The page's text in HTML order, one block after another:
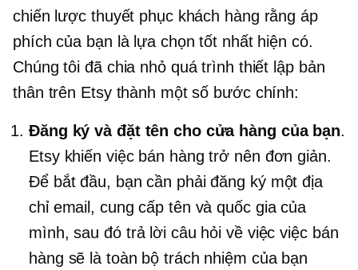
chiến lược thuyết phục khách hàng rằng áp
phích của bạn là lựa chọn tốt nhất hiện có.
Chúng tôi đã chia nhỏ quá trình thiết lập bản
thân trên Etsy thành một số bước chính:
Đăng ký và đặt tên cho cửa hàng của bạn.
Etsy khiến việc bán hàng trở nên đơn giản.
Để bắt đầu, bạn cần phải đăng ký một địa
chỉ email, cung cấp tên và quốc gia của
mình, sau đó trả lời câu hỏi về việc việc bán
hàng sẽ là toàn bộ trách nhiệm của bạn